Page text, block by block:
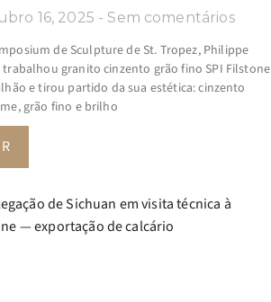
16, 2025 Sem comentários
de Sculpture de St. Tropez, Philippe
trabalhou granito cinzento grão fino SPI Filstone
e tirou partido da sua estética: cinzento
grão fino e brilho